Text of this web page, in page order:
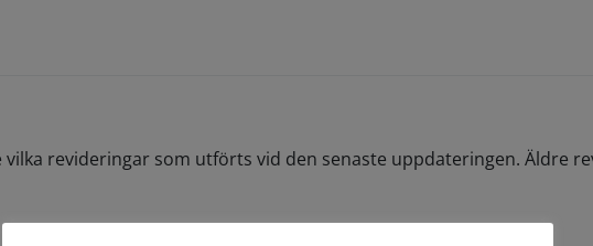
vilka revideringar som utförts vid den senaste uppdateringen. Äldre